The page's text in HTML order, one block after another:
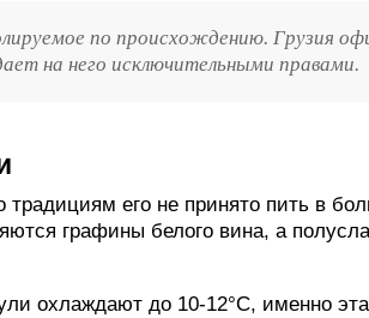
по происхождению. Грузия
на него исключительными правами.
традициям его не принято пить в
графины белого вина, а
охлаждают до 10-12°C, именно